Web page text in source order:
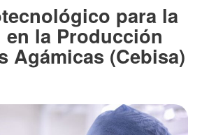
para la
en la Producción
Agámicas (Cebisa)